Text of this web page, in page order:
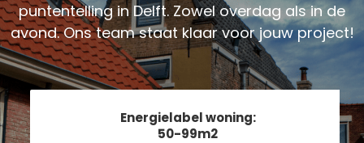
puntentelling in Delft. Zowel overdag als in de
avond. Ons team staat klaar voor jouw project!
Energielabel woning:
50-99m2